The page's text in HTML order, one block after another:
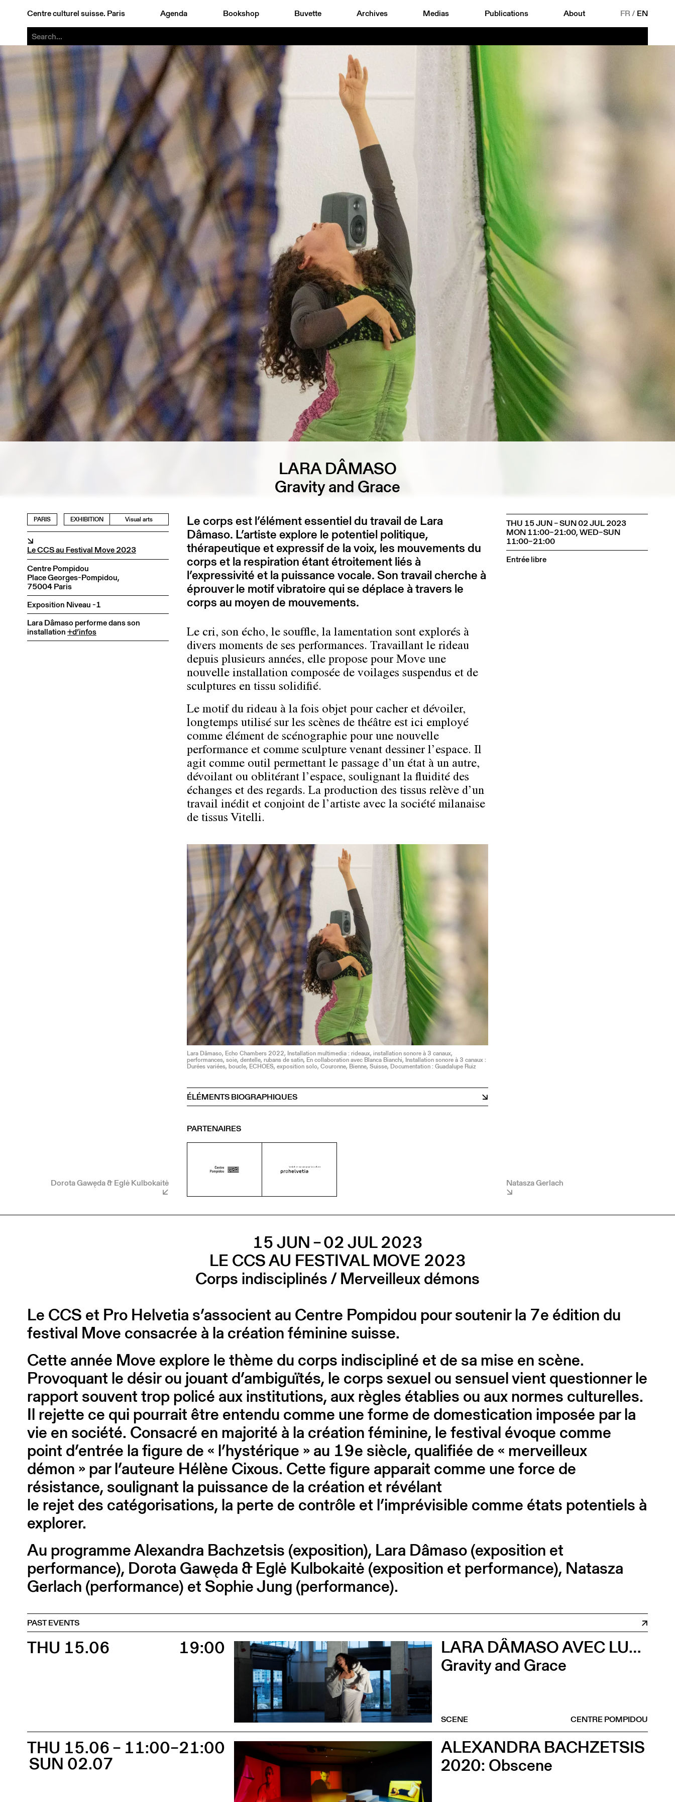
Centre culturel suisse. Paris Agenda Bookshop Buvette Archives Medias Publications About FR/ EN
LARA DÂMASO
Gravity and Grace
PARIS EXHIBITION Visual arts
↘
Le CCS au Festival Move 2023
Centre Pompidou
Place Georges-Pompidou,
75004 Paris
Exposition Niveau -1
Lara Dâmaso performe dans son
installation+d’infos
Dorota Gawęda & Eglė Kulbokaitė
Le corps est l’élément essentiel du travail de Lara
Dâmaso. L’artiste explore le potentiel politique,
thérapeutique et expressif de la voix, les mouvements du
corps et la respiration étant étroitement liés à
l’expressivité et la puissance vocale. Son travail cherche à
éprouver le motif vibratoire qui se déplace à travers le
corps au moyen de mouvements.
Le cri, son écho, le souffle, la lamentation sont explorés à
divers moments de ses performances. Travaillant le rideau
depuis plusieurs années, elle propose pour Move une
nouvelle installation composée de voilages suspendus et de
sculptures en tissu solidifié.
Le motif du rideau à la fois objet pour cacher et dévoiler,
longtemps utilisé sur les scènes de théâtre est ici employé
comme élément de scénographie pour une nouvelle
performance et comme sculpture venant dessiner l’espace. Il
agit comme outil permettant le passage d’un état à un autre,
dévoilant ou oblitérant l’espace, soulignant la fluidité des
échanges et des regards. La production des tissus relève d’un
travail inédit et conjoint de l’artiste avec la société milanaise
de tissus Vitelli.
Lara Dâmaso, Echo Chambers 2022, Installation multimedia : rideaux, installation sonore à 3 canaux,
performances, soie, dentelle, rubans de satin, En collaboration avec Blanca Bianchi, Installation sonore à 3 canaux :
Durées variées, boucle, ECHOES, exposition solo, Couronne, Bienne, Suisse, Documentation : Guadalupe Ruiz
ÉLÉMENTS BIOGRAPHIQUES
PARTENAIRES
THU 15 JUN – SUN 02 JUL 2023
MON 11:00–21:00, WED–SUN
11:00–21:00
Entrée libre
Natasza Gerlach
15 JUN – 02 JUL 2023
LE CCS AU FESTIVAL MOVE 2023
Corps indisciplinés / Merveilleux démons
Le CCS et Pro Helvetia s’associent au Centre Pompidou pour soutenir la 7e édition du
festival Move consacrée à la création féminine suisse.
Cette année Move explore le thème du corps indiscipliné et de sa mise en scène.
Provoquant le désir ou jouant d’ambiguïtés, le corps sexuel ou sensuel vient questionner le
rapport souvent trop policé aux institutions, aux règles établies ou aux normes culturelles.
Il rejette ce qui pourrait être entendu comme une forme de domestication imposée par la
vie en société. Consacré en majorité à la création féminine, le festival évoque comme
point d’entrée la figure de « l’hystérique » au 19e siècle, qualifiée de « merveilleux
démon » par l’auteure Hélène Cixous. Cette figure apparait comme une force de
résistance, soulignant la puissance de la création et révélant
le rejet des catégorisations, la perte de contrôle et l’imprévisible comme états potentiels à
explorer.
Au programme Alexandra Bachzetsis (exposition), Lara Dâmaso (exposition et
performance), Dorota Gawęda & Eglė Kulbokaitė (exposition et performance), Natasza
Gerlach (performance) et Sophie Jung (performance).
PAST EVENTS
THU 15.06 19:00
LARA DÂMASO AVEC LUDWIG ABRAHAM
Gravity and Grace
CENTRE POMPIDOU
SCENE
THU 15.06 –
SUN 02.07
11:00–21:00
ALEXANDRA BACHZETSIS
2020: Obscene